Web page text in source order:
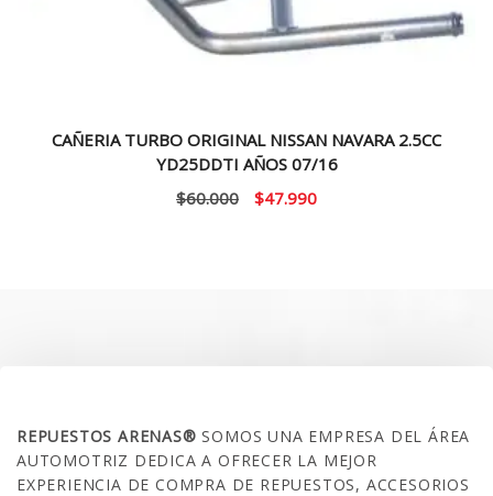
CAÑERIA TURBO ORIGINAL NISSAN NAVARA 2.5CC
YD25DDTI AÑOS 07/16
$60.000
El
$47.990El
REPUESTOS ARENAS®SOMOS UNA EMPRESA DEL ÁREA
AUTOMOTRIZ DEDICA A OFRECER LA MEJOR
EXPERIENCIA DE COMPRA DE REPUESTOS, ACCESORIOS